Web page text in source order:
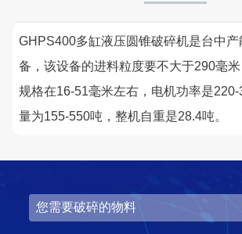
GHPS400多缸液压圆锥破碎机是台中产
备，该设备的进料粒度要不大于290毫
规格在16-51毫米左右，电机功率是
量为155-550吨，整机自重是28.4吨。